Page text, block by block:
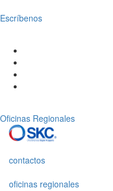
Escríbenos
Oficinas Regionales
contactos
oficinas regionales